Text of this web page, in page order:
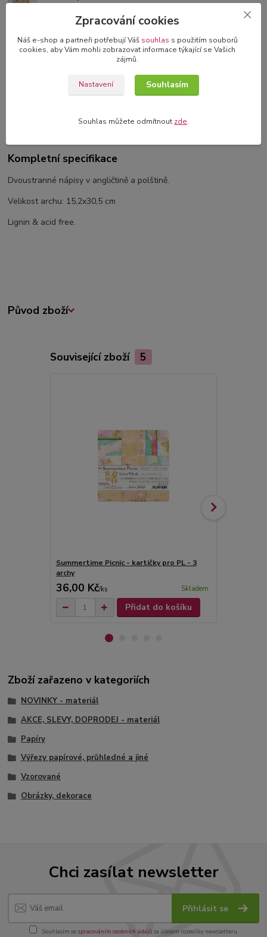
5
Kompletní specifikace
Dvoustranné nápisy v angličtině a polštině.
Velikost archu: 15,2x30,5 cm
Lignin & acid free.
Původ zboží
Související zboží 5
Summertime Picnic - kartičky pro PL - 3
archy
36,00 Kč/ks Skladem
Přidat do košíku
Zboží zařazeno v kategoriích
NOVINKY - materiál
AKCE, SLEVY, DOPRODEJ - materiál
Papíry
Výřezy papírové, průhledné a jiné
Vzorované
Obrázky, dekorace
Chci zasílat newsletter
Přihlásit se
Souhlasím se zpracováním osobních údajůza účelem rozesílky newsletteru.
Zpracování cookies
Náš e-shop a partneři potřebují Váš souhlas s použitím souborů
cookies, aby Vám mohli zobrazovat informace týkající se Vašich
zájmů.
Nastavení Souhlasím
Souhlas můžete odmítnout zde.